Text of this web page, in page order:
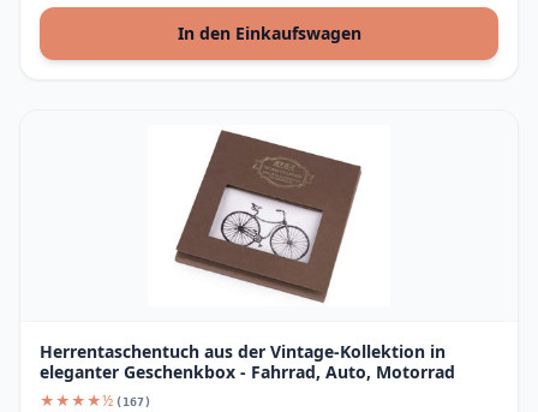
In den Einkaufswagen
Herrentaschentuch aus der Vintage-Kollektion in
eleganter Geschenkbox - Fahrrad, Auto, Motorrad
★★★★½ (167)